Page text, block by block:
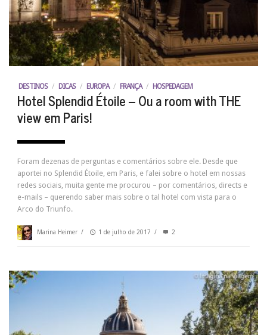
DESTINOS / DICAS / EUROPA / FRANÇA / HOSPEDAGEM
Hotel Splendid Étoile – Ou a room with THE
view em Paris!
Foram dezenas de perguntas e comentários sobre ele. Desde que
aportei no Splendid Étoile, em Paris, e falei sobre o hotel em nossas
redes sociais, muita gente me procurou – por comentários, directs e
e-mails – querendo saber mais sobre o tal hotel com vista para o
Arco do Triunfo.
Marina Heimer / 1 de julho de 2017 / 2